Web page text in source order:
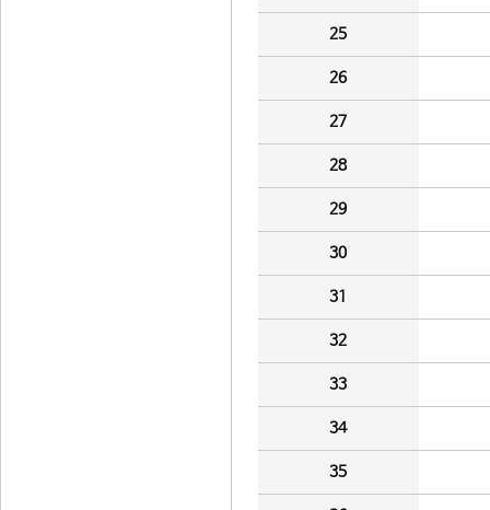
25
26
27
28
29
30
31
32
33
34
35